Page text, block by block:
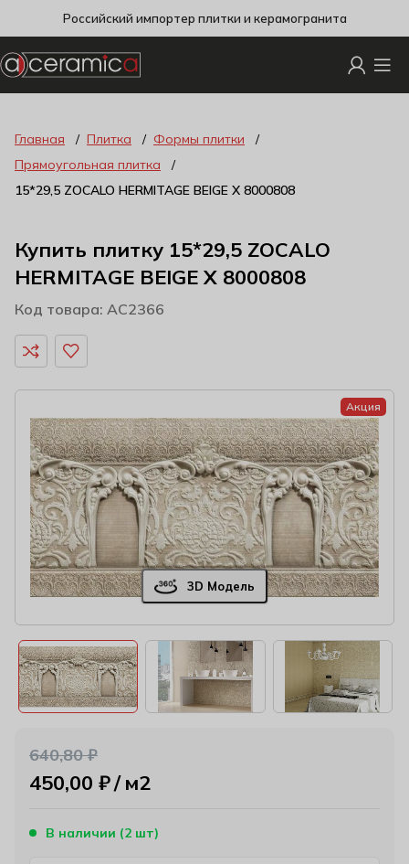
Российский импортер плитки и керамогранита
Главная Плитка
Формы плитки
Прямоугольная плитка
15*29,5 ZOCALO HERMITAGE BEIGE X 8000808
Купить плитку 15*29,5 ZOCALO
HERMITAGE BEIGE X 8000808
Код товара: AC2366
3D Модель
Акция
640,80₽
450,00 ₽ м2
В наличии (2 шт)